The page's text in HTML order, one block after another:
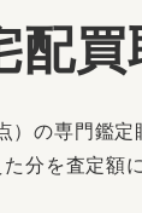
配
）の専門鑑
分を査定額